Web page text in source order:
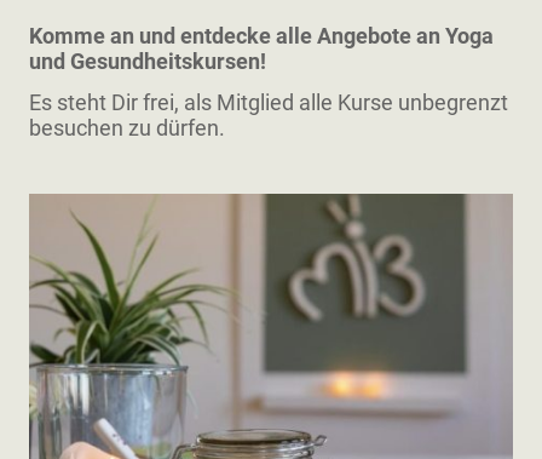
Komme an und entdecke alle Angebote an Yoga
und Gesundheitskursen!
Es steht Dir frei, als Mitglied alle Kurse unbegrenzt
besuchen zu dürfen.